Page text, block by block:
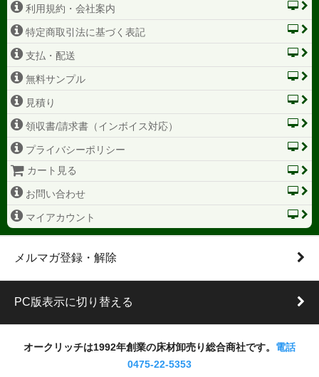
利用規約・会社案内
特定商取引法に基づく表記
支払・配送
無料サンプル
見積り
領収書/請求書（インボイス対応）
プライバシーポリシー
カート見る
お問い合わせ
マイアカウント
メルマガ登録・解除
PC版表示に切り替える
オークリッチは1992年創業の床材卸売り総合商社です。 電話
0475-22-5353